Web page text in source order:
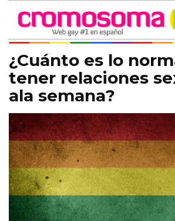
¿Cuánto es lo
tener relaciones
ala semana?